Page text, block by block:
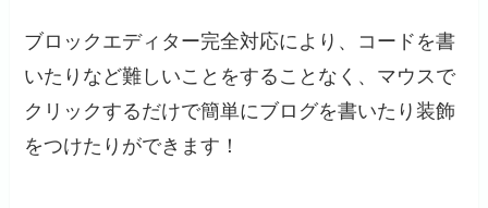
ブロックエディター完全対応により、コードを書
いたりなど難しいことをすることなく、マウスで
クリックするだけで簡単にブログを書いたり装飾
をつけたりができます！